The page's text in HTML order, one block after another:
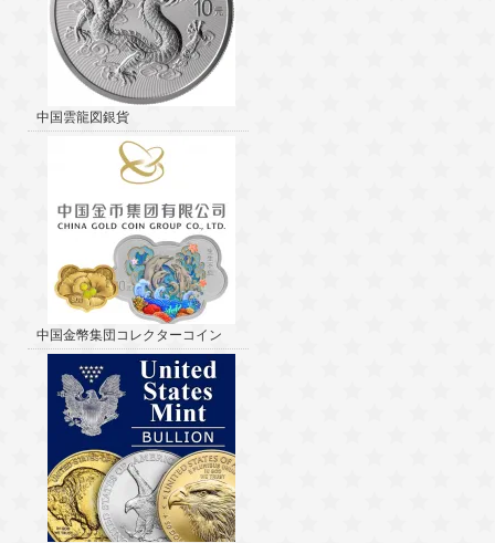
中国雲龍図銀貨
中国金幣集団コレクターコイン